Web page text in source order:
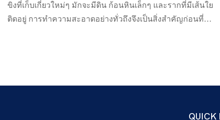
ขิงที่เก็บเกี่ยวใหม่ๆ มักจะมีดิน ก้อนหินเล็กๆ และรากที่มีเส้นใย
ติดอยู่ การทำความสะอาดอย่างทั่วถึงจึงเป็นสิ่งสำคัญก่อนที่จะ
QUICK